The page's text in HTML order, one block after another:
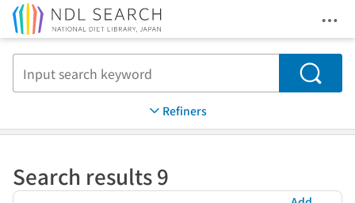
Search
Refiners
Search results 9